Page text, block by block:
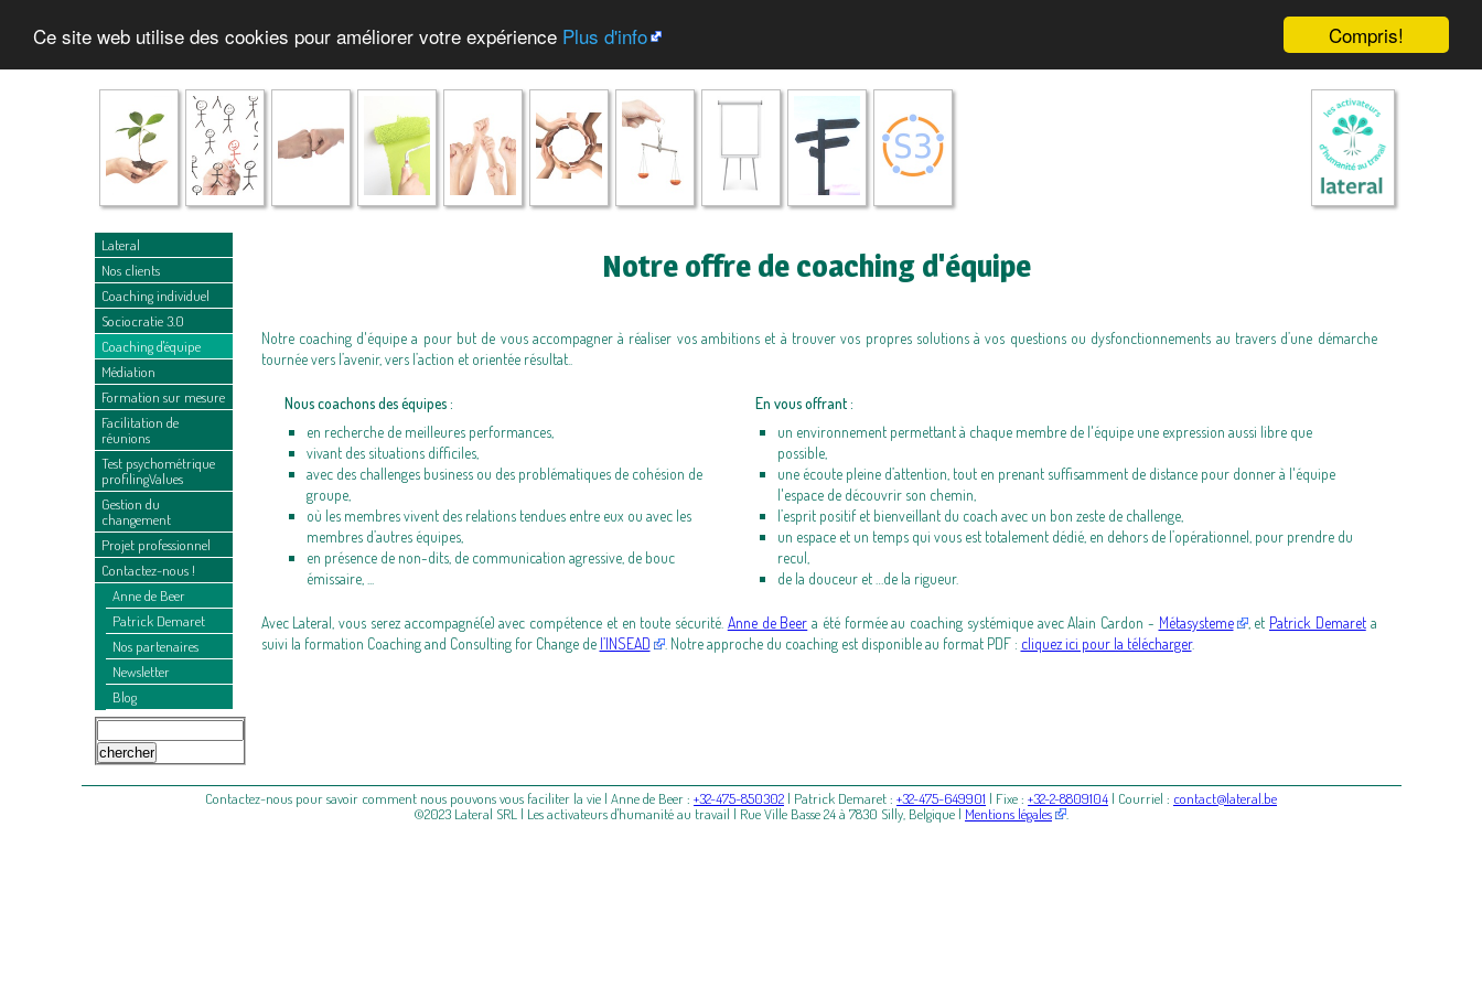
Compris!
Ce site web utilise des cookies pour améliorer votre expérience Plus d'info
Lateral
Nos clients
Coaching individuel
Sociocratie 3.0
Coaching d'équipe
Médiation
Formation sur mesure
Facilitation de
réunions
Test psychométrique
profilingValues
Gestion du
changement
Projet professionnel
Contactez-nous !
Anne de Beer
Patrick Demaret
Nos partenaires
Newsletter
Blog
Notre offre de coaching d'équipe
Notre coaching d'équipe a pour but de vous accompagner à réaliser vos ambitions et à trouver vos propres solutions à vos questions ou dysfonctionnements au travers d’une démarche
tournée vers l’avenir, vers l’action et orientée résultat..
Nous coachons des équipes :
en recherche de meilleures performances,
vivant des situations difficiles,
avec des challenges business ou des problématiques de cohésion de
groupe,
où les membres vivent des relations tendues entre eux ou avec les
membres d’autres équipes,
en présence de non-dits, de communication agressive, de bouc
émissaire, ...
En vous offrant :
un environnement permettant à chaque membre de l'équipe une expression aussi libre que
possible,
une écoute pleine d’attention, tout en prenant suffisamment de distance pour donner à l'équipe
l'espace de découvrir son chemin,
l’esprit positif et bienveillant du coach avec un bon zeste de challenge,
un espace et un temps qui vous est totalement dédié, en dehors de l’opérationnel, pour prendre du
recul,
de la douceur et …de la rigueur.
Avec Lateral, vous serez accompagné(e) avec compétence et en toute sécurité. Anne de Beer a été formée au coaching systémique avec Alain Cardon - Métasysteme , et Patrick Demareta
suivi la formation Coaching and Consulting for Change de l’INSEAD . Notre approche du coaching est disponible au format PDF : cliquez ici pour la télécharger.
Contactez-nous pour savoir comment nous pouvons vous faciliter la vie | Anne de Beer: +32-475-850302 | Patrick Demaret: +32-475-649901 | Fixe : +32-2-8809104 | Courriel : contact@lateral.be
©2023 Lateral SRL | Les activateurs d'humanité au travail | Rue Ville Basse 24 à 7830 Silly, Belgique | Mentions légales